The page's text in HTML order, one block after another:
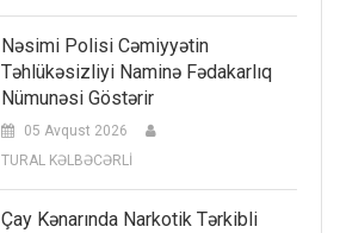
Nəsimi Polisi Cəmiyyətin
Təhlükəsizliyi Naminə Fədakarlıq
Nümunəsi Göstərir
05 Avqust 2026
TURAL KƏLBƏCƏRLİ
Çay Kənarında Narkotik Tərkibli